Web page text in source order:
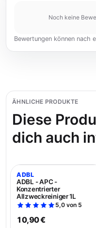
Noch keine
Bewertungen können nach
ÄHNLICHE PRODUKTE
Diese
dich auch
ADBL
ADBL - APC -
Konzentrierter
Allzweckreiniger 1L
5,0 von 5
10,90 €